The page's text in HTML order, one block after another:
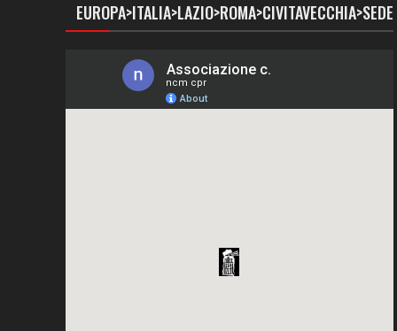
EUROPA>ITALIA>LAZIO>ROMA>CIVITAVECCHIA>SEDE